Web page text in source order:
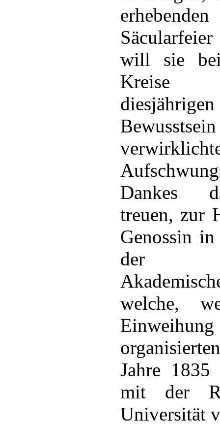
will sie
Kreise
Dankes
treuen, zur
Genossin
der
welche,
Jahre
mit der
Universität